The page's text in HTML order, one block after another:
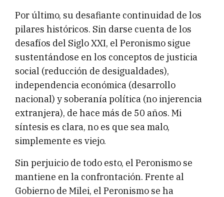
Por último, su desafiante continuidad de los
pilares históricos. Sin darse cuenta de los
desafíos del Siglo XXI, el Peronismo sigue
sustentándose en los conceptos de justicia
social (reducción de desigualdades),
independencia económica (desarrollo
nacional) y soberanía política (no injerencia
extranjera), de hace más de 50 años. Mi
síntesis es clara, no es que sea malo,
simplemente es viejo.
Sin perjuicio de todo esto, el Peronismo se
mantiene en la confrontación. Frente al
Gobierno de Milei, el Peronismo se ha